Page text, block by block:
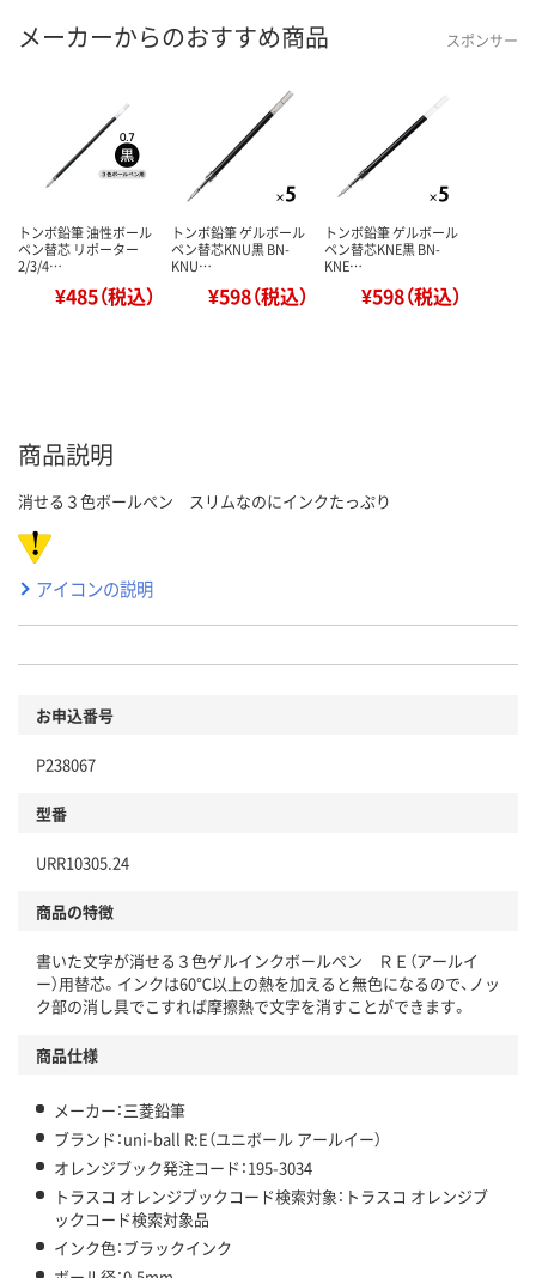
メーカーからのおすすめ商品 スポンサー
トンボ鉛筆 油性ボール
ペン替芯 リポーター
2/3/4…
¥485（税込）
トンボ鉛筆 ゲルボール
ペン替芯KNU黒 BN-
KNU…
¥598（税込）
トンボ鉛筆 ゲルボール
ペン替芯KNE黒 BN-
KNE…
¥598（税込）
商品説明
消せる３色ボールペン スリムなのにインクたっぷり
アイコンの説明
お申込番号
P238067
型番
URR10305.24
商品の特徴
書いた文字が消せる３色ゲルインクボールペン ＲＥ（アールイ
ー）用替芯。インクは60℃以上の熱を加えると無色になるので、ノッ
ク部の消し具でこすれば摩擦熱で文字を消すことができます。
商品仕様
メーカー：三菱鉛筆
ブランド：uni-ball R:E（ユニボール アールイー）
オレンジブック発注コード：195-3034
トラスコ オレンジブックコード検索対象：トラスコ オレンジブ
ックコード検索対象品
インク色：ブラックインク